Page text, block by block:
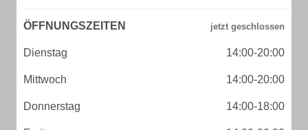
ÖFFNUNGSZEITEN
Dienstag 14:00-20:00
Mittwoch 14:00-20:00
Donnerstag 14:00-18:00